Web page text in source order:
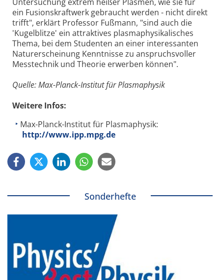
ein Fusionskraftwerk gebraucht werden - nicht direkt
trifft", erklärt Professor Fußmann, "sind auch die
'Kugelblitze' ein attraktives plasmaphysikalisches
Thema, bei dem Studenten an einer interessanten
Naturerscheinung Kenntnisse zu anspruchsvoller
Messtechnik und Theorie erwerben können".
Quelle: Max-Planck-Institut für Plasmaphysik
Weitere Infos:
Max-Planck-Institut für Plasmaphysik:
http://www.ipp.mpg.de
Sonderhefte